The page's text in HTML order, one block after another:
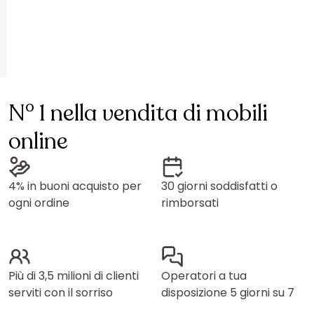
N° 1 nella vendita di mobili
online
4% in buoni acquisto per
ogni ordine
30 giorni soddisfatti o
rimborsati
Più di 3,5 milioni di clienti
serviti con il sorriso
Operatori a tua
disposizione 5 giorni su 7